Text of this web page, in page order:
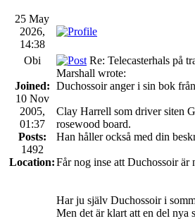
25 May
2026,
14:38
Obi
Joined:
10 Nov
2005,
01:37
Posts:
1492
Location:
Re: Telecasterhals på
Marshall wrote:
Duchossoir anger i sin bok
Clay Harrell som driver siten
rosewood board.
Han håller också med din
Får nog inse att Duchossoir är
Har ju själv Duchossoir i
Men det är klart att en del nya